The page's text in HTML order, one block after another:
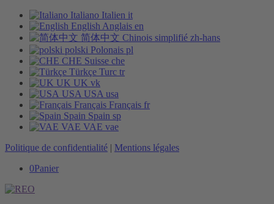
Italiano Italien it
English Anglais en
简体中文 Chinois simplifié zh-hans
polski Polonais pl
CHE Suisse che
Türkçe Turc tr
UK UK vk
USA USA usa
Français Français fr
Spain Spain sp
VAE VAE vae
Politique de confidentialité | Mentions légales
0Panier